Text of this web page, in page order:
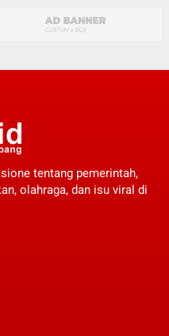
tentang pemerintah,
olahraga, dan isu viral di